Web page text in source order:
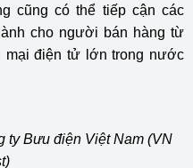
cũng có thể tiếp cận các
cho người bán hàng từ
mại điện tử lớn trong nước
ty Bưu điện Việt Nam (VN